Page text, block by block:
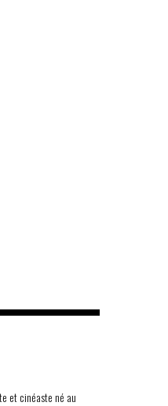
et cinéaste né au